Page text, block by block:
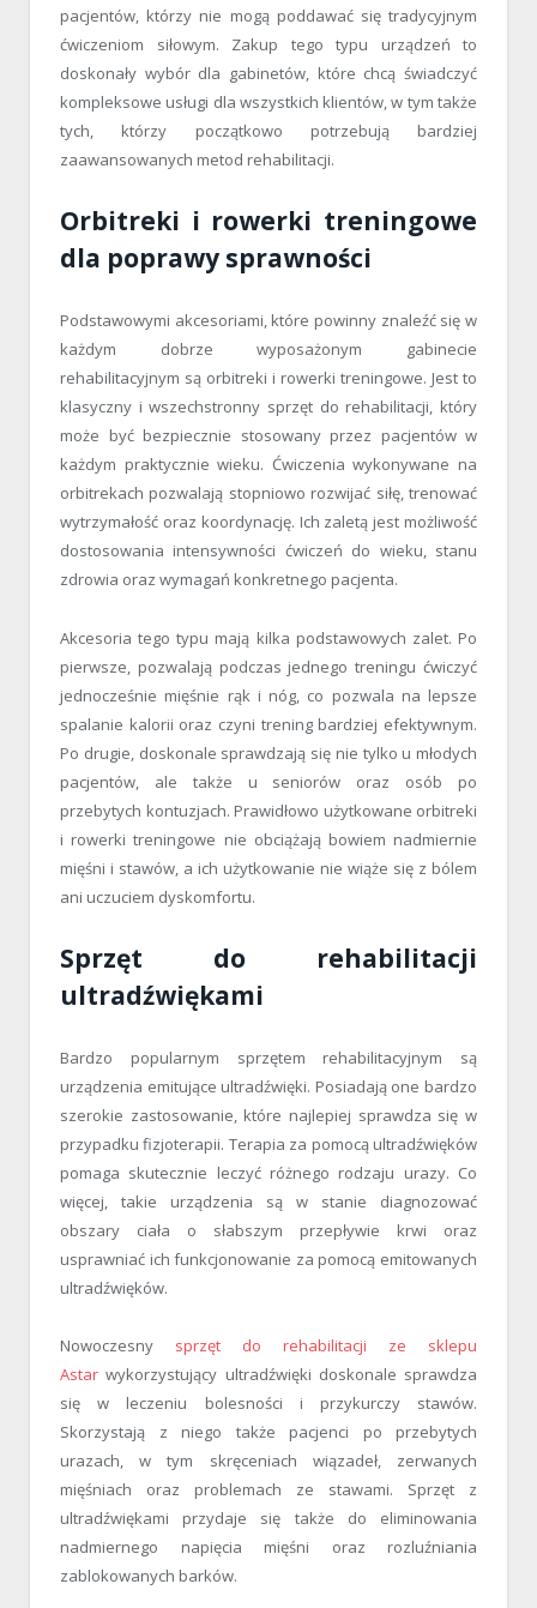
pacjentów, którzy nie mogą poddawać się tradycyjnym
ćwiczeniom siłowym. Zakup tego typu urządzeń to
doskonały wybór dla gabinetów, które chcą świadczyć
kompleksowe usługi dla wszystkich klientów, w tym także
tych, którzy początkowo potrzebują bardziej
zaawansowanych metod rehabilitacji.
Orbitreki i rowerki treningowe
dla poprawy sprawności
Podstawowymi akcesoriami, które powinny znaleźć się w
każdym dobrze wyposażonym gabinecie
rehabilitacyjnym są orbitreki i rowerki treningowe. Jest to
klasyczny i wszechstronny sprzęt do rehabilitacji, który
może być bezpiecznie stosowany przez pacjentów w
każdym praktycznie wieku. Ćwiczenia wykonywane na
orbitrekach pozwalają stopniowo rozwijać siłę, trenować
wytrzymałość oraz koordynację. Ich zaletą jest możliwość
dostosowania intensywności ćwiczeń do wieku, stanu
zdrowia oraz wymagań konkretnego pacjenta.
Akcesoria tego typu mają kilka podstawowych zalet. Po
pierwsze, pozwalają podczas jednego treningu ćwiczyć
jednocześnie mięśnie rąk i nóg, co pozwala na lepsze
spalanie kalorii oraz czyni trening bardziej efektywnym.
Po drugie, doskonale sprawdzają się nie tylko u młodych
pacjentów, ale także u seniorów oraz osób po
przebytych kontuzjach. Prawidłowo użytkowane orbitreki
i rowerki treningowe nie obciążają bowiem nadmiernie
mięśni i stawów, a ich użytkowanie nie wiąże się z bólem
ani uczuciem dyskomfortu.
Sprzęt do rehabilitacji
ultradźwiękami
Bardzo popularnym sprzętem rehabilitacyjnym są
urządzenia emitujące ultradźwięki. Posiadają one bardzo
szerokie zastosowanie, które najlepiej sprawdza się w
przypadku fizjoterapii. Terapia za pomocą ultradźwięków
pomaga skutecznie leczyć różnego rodzaju urazy. Co
więcej, takie urządzenia są w stanie diagnozować
obszary ciała o słabszym przepływie krwi oraz
usprawniać ich funkcjonowanie za pomocą emitowanych
ultradźwięków.
Nowoczesny sprzęt do rehabilitacji ze sklepu
Astar wykorzystujący ultradźwięki doskonale sprawdza
się w leczeniu bolesności i przykurczy stawów.
Skorzystają z niego także pacjenci po przebytych
urazach, w tym skręceniach wiązadeł, zerwanych
mięśniach oraz problemach ze stawami. Sprzęt z
ultradźwiękami przydaje się także do eliminowania
nadmiernego napięcia mięśni oraz rozluźniania
zablokowanych barków.